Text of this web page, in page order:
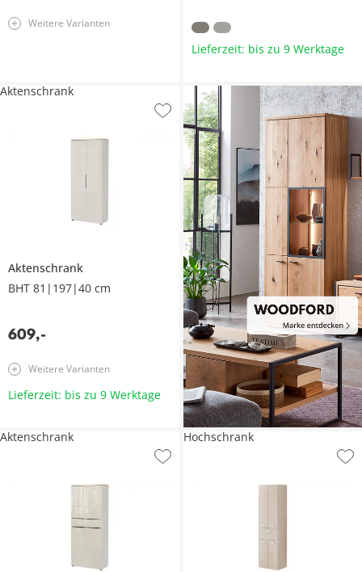
Weitere Varianten
Lieferzeit: bis zu 9 Werktage
Aktenschrank
BHT 81|197|40 cm
609,-
Aktenschrank
Weitere Varianten
Lieferzeit: bis zu 9 Werktage
Aktenschrank Hochschrank